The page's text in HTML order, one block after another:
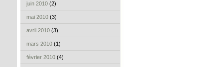
juin 2010 (2)
mai 2010 (3)
avril 2010 (3)
mars 2010 (1)
février 2010 (4)